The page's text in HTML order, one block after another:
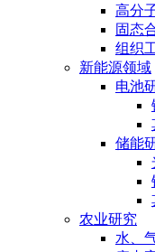
高分
固态
组织
新能源领域
电池
储能
农业研究
水、